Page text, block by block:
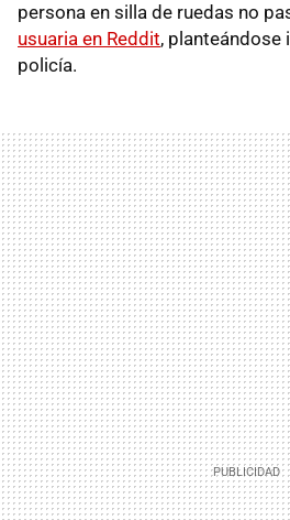
persona en silla de ruedas no
usuaria en Reddit, planteándose
policía.